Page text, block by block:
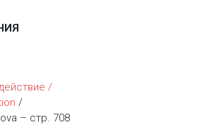
/
/
– стр. 708